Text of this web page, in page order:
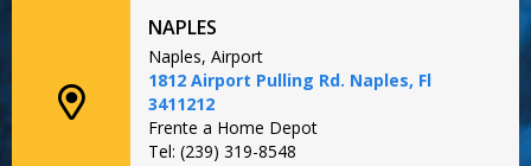
NAPLES
Naples, Airport
1812 Airport Pulling Rd. Naples, Fl
3411212
Frente a Home Depot
Tel: (239) 319-8548